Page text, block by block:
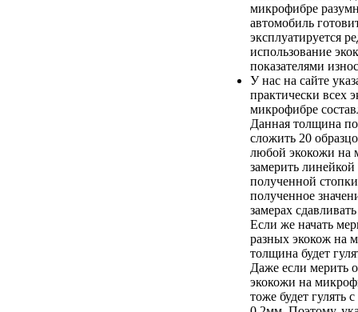
микрофибре
автомобиль
эксплуатируется
использование
показателями
У нас на сайте
практически всех
микрофибре
Данная толщина
сложить 20
любой экокожи на
замерить
полученной
полученное
замерах
Если же начать
разных экокож на
толщина будет
Даже если мерить
экокожи на
тоже будет гулять